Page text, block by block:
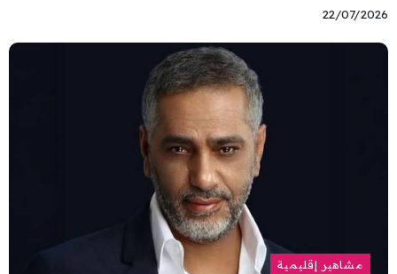
22/07/2026
مشاهير إقليمية